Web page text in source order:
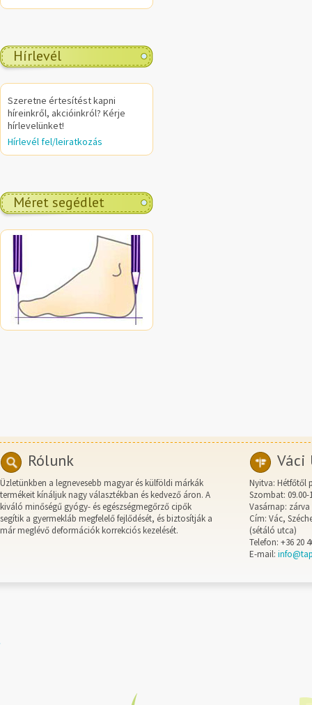
Hírlevél
Szeretne értesítést kapni
híreinkről, akcióinkról? Kérje
hírlevelünket!
Hírlevél fel/leiratkozás
Méret segédlet
Rólunk
Üzletünkben a legnevesebb magyar és külföldi márkák
termékeit kínáljuk nagy választékban és kedvező áron. A
kiváló minőségű gyógy- és egészségmegőrző cipők
segítik a gyermekláb megfelelő fejlődését, és biztosítják a
már meglévő deformációk korrekciós kezelését.
Váci
Nyitva: Hétfőtől
Szombat: 09.00-
Vasárnap: zárva
Cím: Vác,
(sétáló utca)
Telefon: +36 20
E-mail: